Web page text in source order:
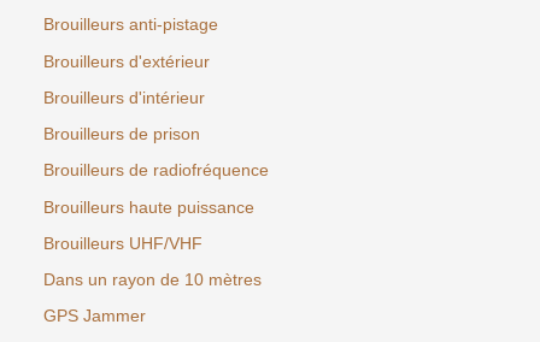
Brouilleurs anti-pistage
Brouilleurs d'extérieur
Brouilleurs d'intérieur
Brouilleurs de prison
Brouilleurs de radiofréquence
Brouilleurs haute puissance
Brouilleurs UHF/VHF
Dans un rayon de 10 mètres
GPS Jammer